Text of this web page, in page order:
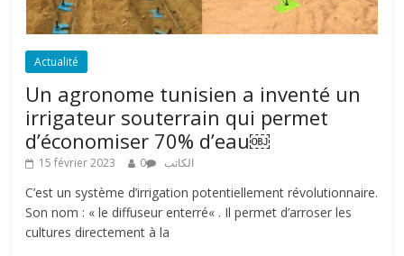
Actualité
Un agronome tunisien a inventé un
irrigateur souterrain qui permet
d’économiser 70% d’eau￼
15 février 2023 الكاتب 0
C’est un système d’irrigation potentiellement révolutionnaire.
Son nom : « le diffuseur enterré« . Il permet d’arroser les
cultures directement à la